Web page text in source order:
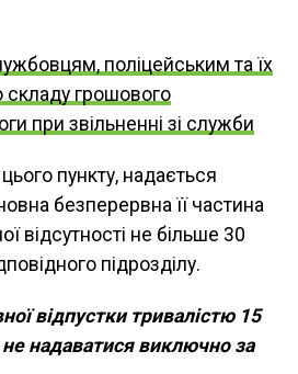
поліцейським та їх
складу грошового
при звільненні зі служби
пункту, надається
безперервна її частина
відсутності не більше 30
підрозділу.
відпустки тривалістю 15
надаватися виключно за